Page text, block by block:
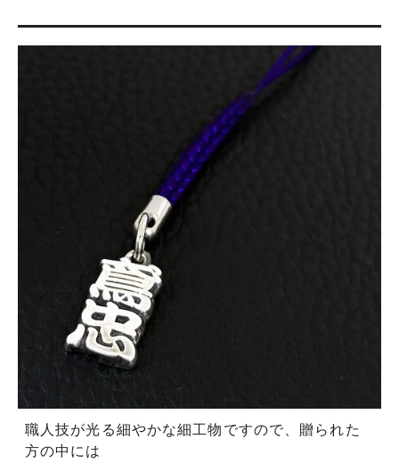
職人技が光る細やかな細工物ですので、贈られた
方の中には